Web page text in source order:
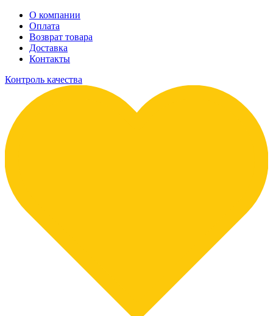
О компании
Оплата
Возврат товара
Доставка
Контакты
Контроль качества